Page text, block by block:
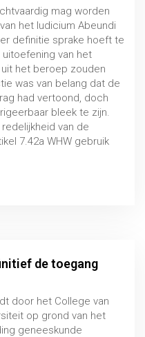
mag worden
het Iudicium Abeundi
definitie sprake hoeft te
van het
het beroep zouden
was van belang dat de
had vertoond, doch
bleek te zijn.
van de
7.42a WHW gebruik
de toegang
door het College van
op grond van het
geneeskunde